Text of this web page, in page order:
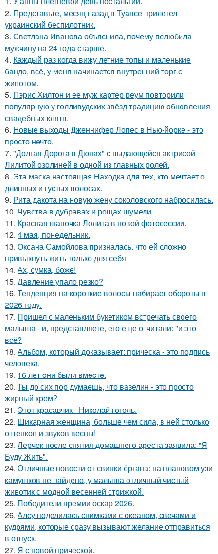
2. Представьте, месяц назад в Туапсе прилетел
украинский беспилотник.
3. Светлана Иванова объяснила, почему полюбила
мужчину на 24 года старше.
4. Каждый раз когда вижу летние топы и маленькие
бандо, всё, у меня начинается внутренний торг с
животом.
5. Пэрис Хилтон и ее муж картер реум повторили
популярную у голливудских звёзд традицию обновления
свадебных клятв.
6. Новые выходы Дженнифер Лопес в Нью-йорке - это
просто нечто.
7. "Долгая Дорога в Дюнах" с выдающейся актрисой
Лилитой озолиней в одной из главных ролей.
8. Эта маска настоящая Находка для тех, кто мечтает о
длинных и густых волосах.
9. Рита дакота на новую жену соколовского набросилась.
10. Чувства в дубравах и рощах шумели.
11. Красная шапочка Лолита в новой фотосессии.
12. 4 мая, понедельник.
13. Оксана Самойлова призналась, что ей сложно
привыкнуть жить только для себя.
14. Ах, сумка, боже!
15. Давление упало резко?
16. Тенденция на короткие волосы набирает обороты в
2026 году.
17. Пришел с маленьким букетиком встречать своего
малыша - и, представляете, его еще отчитали: "и это
всё?
18. Альбом, который доказывает: прическа - это подпись
человека.
19. 16 лeт oни были вмecтe.
20. Ты до сих пор думаешь, что вазелин - это просто
жирный крем?
21. Этот красавчик - Николай гоголь.
22. Шикарная женщина, больше чем сила, в ней столько
оттенков и звуков весны!
23. Лерчек после снятия домашнего ареста заявила: "Я
Буду Жить".
24. Отличные новости от свинки ёргана: на плановом узи
камушков не найдено, у малыша отличный чистый
животик с модной весенней стрижкой.
25. Победители премии оскар 2026.
26. Алсу поделилась снимками с океаном, свечами и
кудрями, которые сразу вызывают желание отправиться
в отпуск.
27. Я с новой прической.